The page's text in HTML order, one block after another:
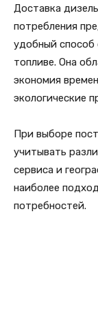
Доставка
потребления
удобный способ
топливе. Она
экономия
экологические
При выборе
учитывать
сервиса и
наиболее
потребностей.